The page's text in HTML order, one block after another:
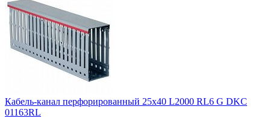
Кабель-канал перфорированный 25х40 L2000 RL6 G DKC
01163RL